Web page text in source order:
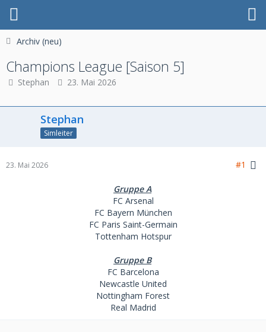
Archiv (neu)
Champions League [Saison 5]
Stephan 23. Mai 2026
Stephan
Simleiter
23. Mai 2026 #1
Gruppe A
FC Arsenal
FC Bayern München
FC Paris Saint-Germain
Tottenham Hotspur
Gruppe B
FC Barcelona
Newcastle United
Nottingham Forest
Real Madrid